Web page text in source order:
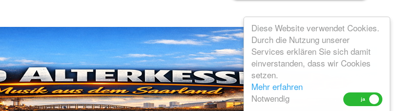
Diese Website verwendet Cookies.
Durch die Nutzung unserer
Services erklären Sie sich damit
einverstanden, dass wir Cookies
setzen.
Mehr erfahren
Notwendig